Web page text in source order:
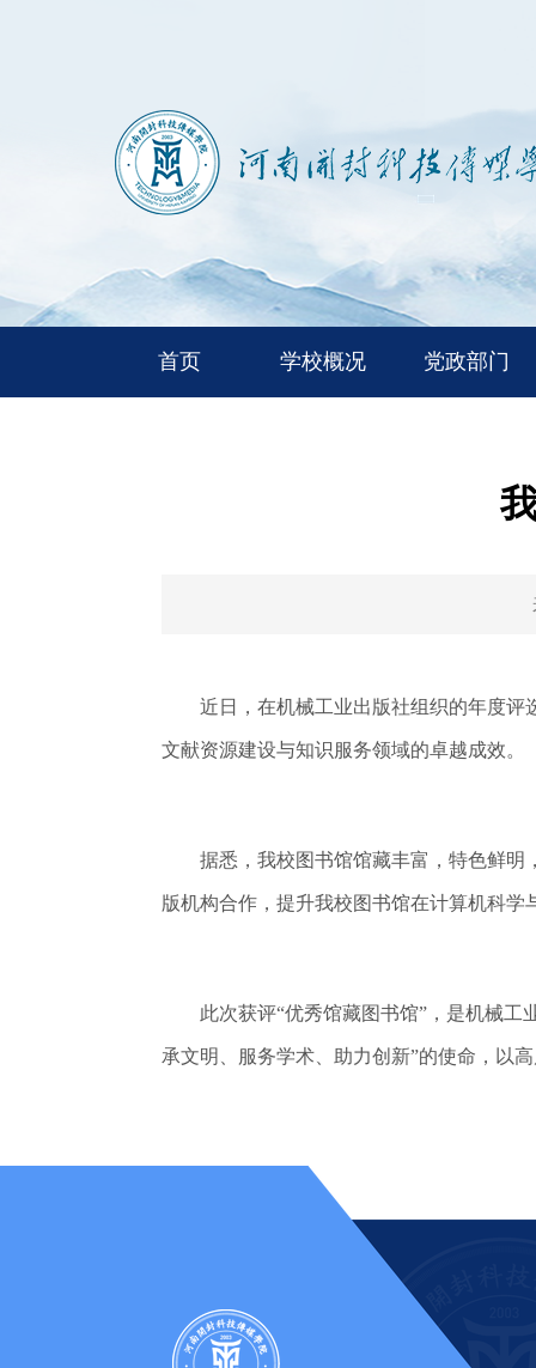
首页 学校概况 党政部门
近日，在机械工业出版社组织的年度评选
文献资源建设与知识服务领域的卓越成效。
据悉，我校图书馆馆藏丰富，特色鲜明，
版机构合作，提升我校图书馆在计算机科
此次获评“优秀馆藏图书馆”，是机械工业
承文明、服务学术、助力创新”的使命，以